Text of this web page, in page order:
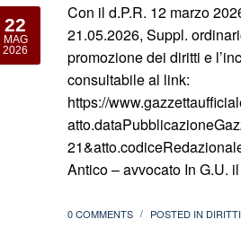
22
MAG
2026
Con il d.P.R. 12 marzo
21.05.2026, Suppl.
promozione dei diritti e
consultabile al link:
https://
Antico – avvocato In G.U.
0 COMMENTS / POSTED IN